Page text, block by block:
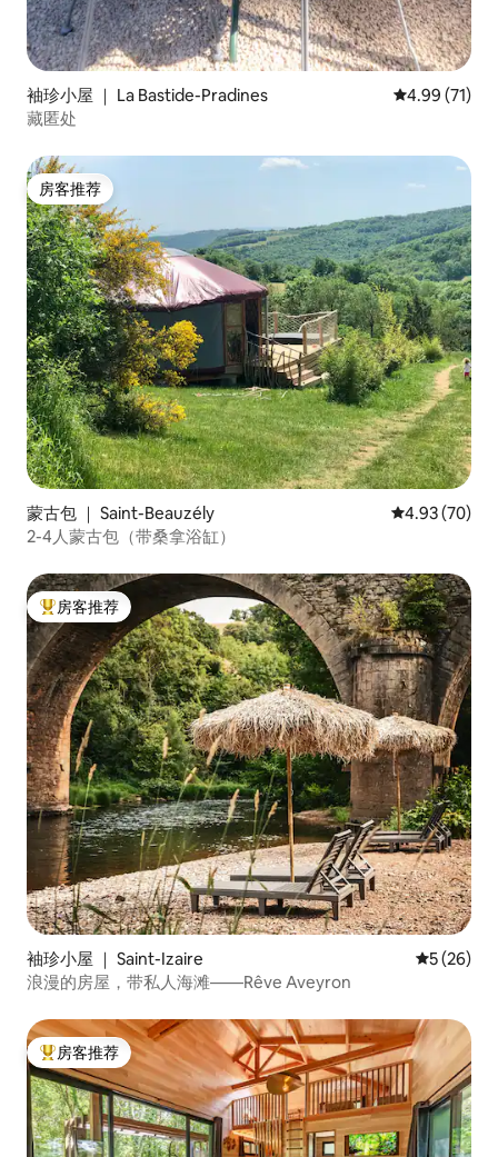
袖珍小屋 ｜ La Bastide-Pradines 平均评分
4.99 (71)
藏匿处
房客推荐
房客推荐
蒙古包 ｜ Saint-Beauzély 平均评分
4.93 (70)
2-4人蒙古包（带桑拿浴缸）
热门「房客推荐」
房客推荐
袖珍小屋 ｜ Saint-Izaire 平均评分
5 (26)
浪漫的房屋，带私人海滩——Rêve Aveyron
热门「房客推荐」
房客推荐